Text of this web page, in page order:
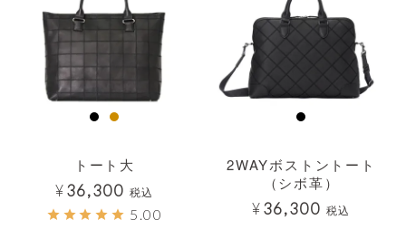
トート大
¥36,300 税込
5.00
2WAYボストントート
（シボ革）
¥36,300 税込